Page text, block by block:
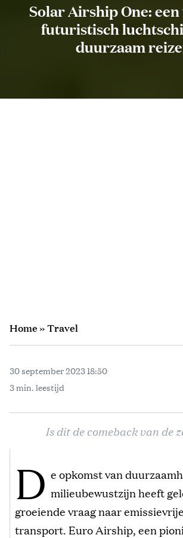
Solar Airship One:
futuristisch
duurzaam
Home»Travel
30 september 2023 18:50
3 min. leestijd
Is dit de comeback van de
D e opkomst van
milieubewustzijn heeft
groeiende vraag naar
transport. Euro Airship, een